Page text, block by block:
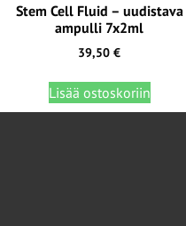
Stem Cell Fluid – uudistava
ampulli 7x2ml
39,50 €
Lisää ostoskoriin